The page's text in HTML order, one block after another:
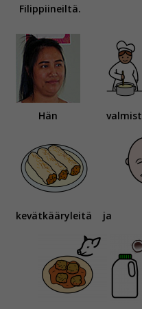
Filippiineiltä.
Hän
kevätkääryleitä ja